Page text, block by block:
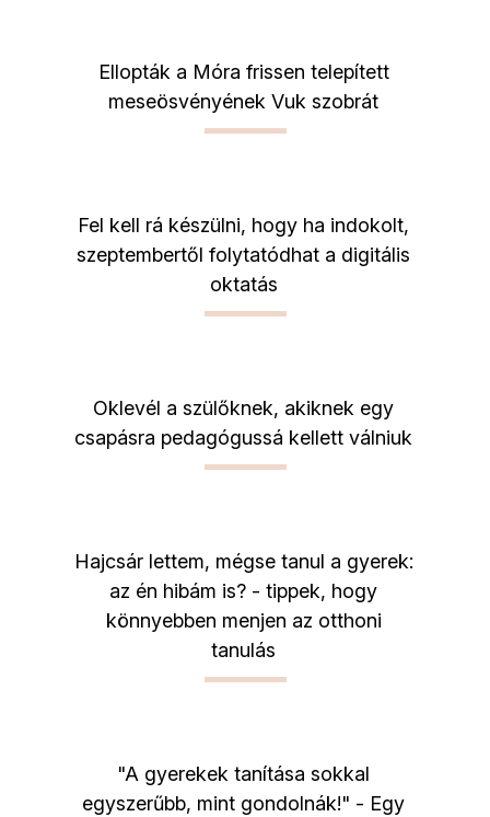
Ellopták a Móra frissen telepített
meseösvényének Vuk szobrát
Fel kell rá készülni, hogy ha indokolt,
szeptembertől folytatódhat a digitális
oktatás
Oklevél a szülőknek, akiknek egy
csapásra pedagógussá kellett válniuk
Hajcsár lettem, mégse tanul a gyerek:
az én hibám is? - tippek, hogy
könnyebben menjen az otthoni
tanulás
"A gyerekek tanítása sokkal
egyszerűbb, mint gondolnák!" - Egy